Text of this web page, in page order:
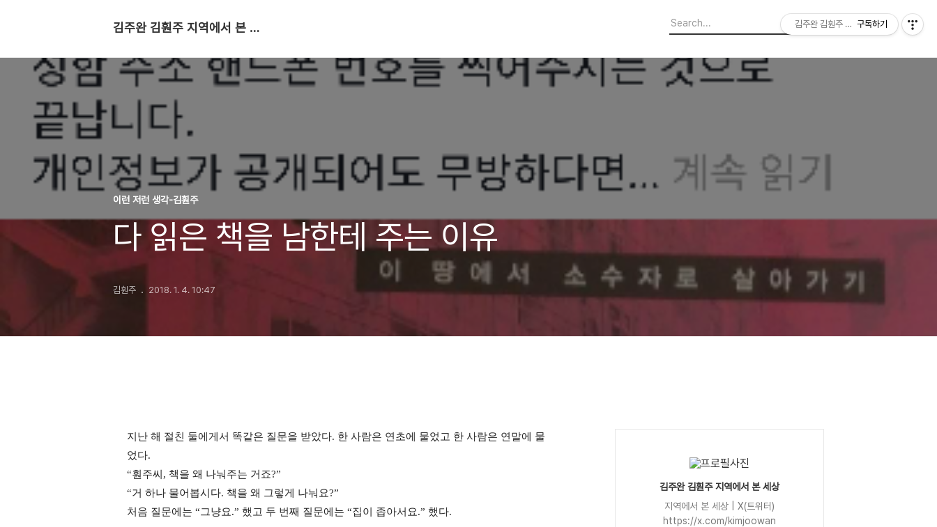
김주완 김훤주 지역에서 본 세상
이런 저런 생각-김훤주
다 읽은 책을 남한테 주는 이유
김훤주 2018. 1. 4. 10:47
지난 해 절친 둘에게서 똑같은 질문을 받았다. 한 사람은 연초에 물었고 한 사람은 연말에 물
었다.
“훤주씨 , 책을 왜 나눠주는 거죠?”
“거 하나 물어봅시다. 책을 왜 그렇게 나눠요?”
처음 질문에는 “그냥요.” 했고 두 번째 질문에는 “집이 좁아서요.” 했다.
김주완 김훤주 지역에서 본 세상
지역에서 본 세상 | X(트위터)
https://x.com/kimjoowan
김주완 김훤주 지역에서 본 세상
구독하기